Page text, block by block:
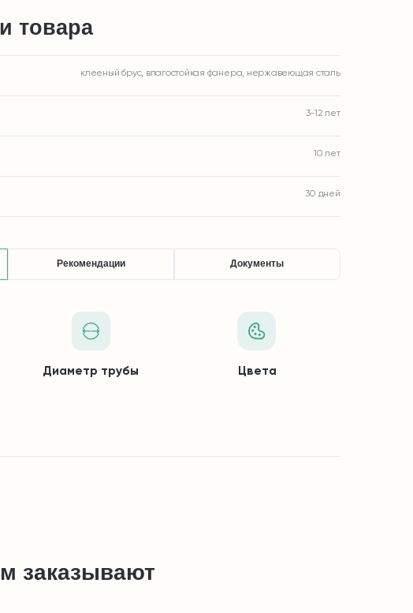
товара
клееный брус, влагостойкая фанера, нержавеющая сталь
3-12 лет
10 лет
30 дней
Рекомендации Документы
Диаметр трубы Цвета
заказывают